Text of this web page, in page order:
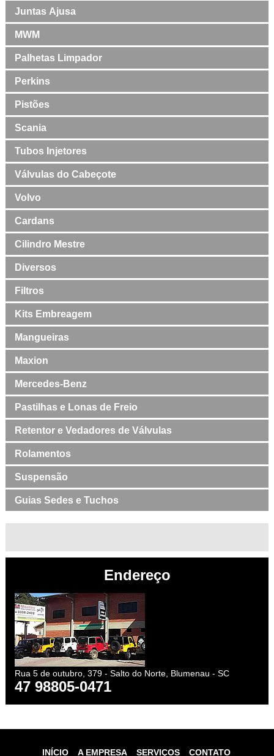
Juntas Ajusa
MWM
Palhetas Limpador
Perkins
Pistões
Scania
Tubos Injetores
Válvulas do Cabeçote
Volvo
Cardans
Cilindro Mestre
Diversos
Filtros
Kits Embreagem
Mangueiras
Maxion
Mercedes-Benz
Pastilhas e Lonas de Freio
Retentor e Vedadores de Válvulas
Rolamentos
Suspensão
Guias Sedes e Tuchos
Endereço
Rua 5 de outubro, 379 - Salto do Norte, Blumenau - SC
47 98805-0471
INÍCIO A EMPRESA SERVIÇOS CONTATO